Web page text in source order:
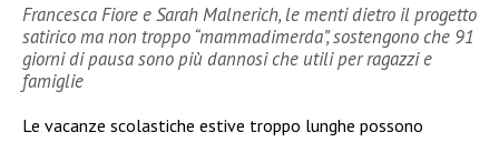
Francesca Fiore e Sarah Malnerich, le menti dietro il progetto
satirico ma non troppo “mammadimerda”, sostengono che 91
giorni di pausa sono più dannosi che utili per ragazzi e
famiglie
Le vacanze scolastiche estive troppo lunghe possono